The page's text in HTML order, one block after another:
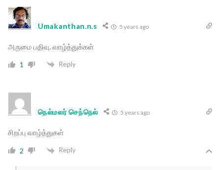
Umakanthan.n.s 5 years ago
அருமை பதிவு. வாழ்த்துக்கள்
1 Reply
நெல்மலர் செந்நெல் 5 years ago
சிறப்பு வாழ்த்துகள்
2 Reply